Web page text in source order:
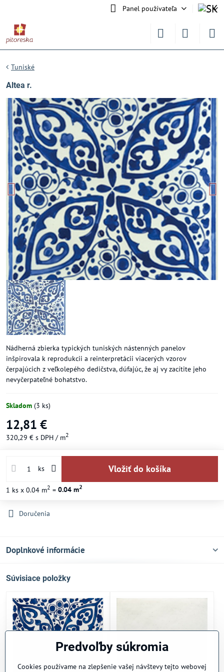
Panel používateľa
Tuniské
Altea r.
Nádherná zbierka typických tuniských nástenných panelov
inšpirovala k reprodukcii a reinterpretácii viacerých vzorov
čerpajúcich z veľkolepého dedičstva, dúfajúc, že aj vy zacítite jeho
nevyčerpateľné bohatstvo.
Skladom (3 ks)
12,81 €
320,29 € s DPH / m2
ks Vložiť do košíka
1 ks x 0.04 m2 = 0.04 m2
Doručenia
Doplnkové informácie
Súvisiace položky
Predvoľby súkromia
Cookies používame na zlepšenie vašej návštevy tejto webovej